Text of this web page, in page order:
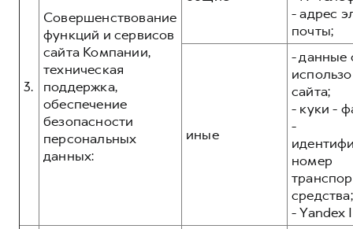
3.
Совершенствование
функций и сервисов
сайта Компании,
техническая
поддержка,
обеспечение
безопасности
персональных
данных:
- адрес
почты;
иные
- данные
сайта;
- куки -
-
номер
средства;
- Yandex